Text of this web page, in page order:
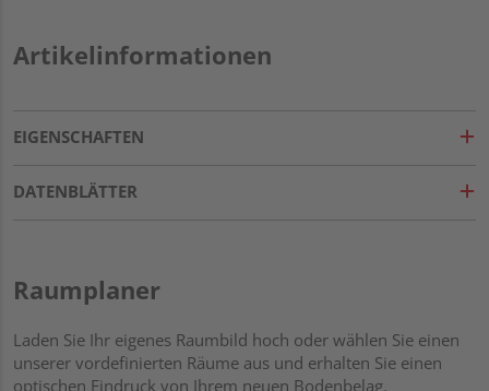
Artikelinformationen
EIGENSCHAFTEN
DATENBLÄTTER
Raumplaner
Laden Sie Ihr eigenes Raumbild hoch oder wählen Sie einen
unserer vordefinierten Räume aus und erhalten Sie einen
optischen Eindruck von Ihrem neuen Bodenbelag.